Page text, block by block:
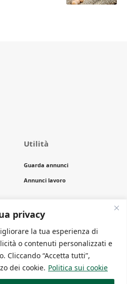
privacy
la tua esperienza di
o contenuti personalizzati e
Cliccando “Accetta tutti”,
dei cookie. Politica sui cookie
Utilità
Guarda annunci
Annunci lavoro